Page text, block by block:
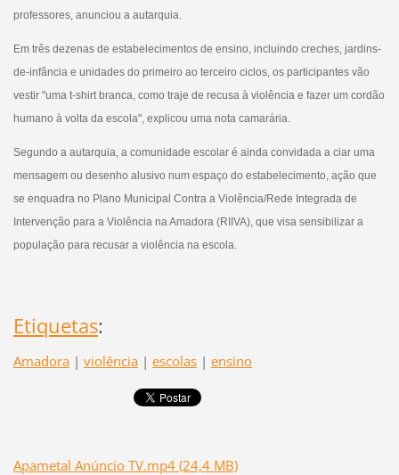
professores, anunciou a autarquia.
Em três dezenas de estabelecimentos de ensino, incluindo creches, jardins-
de-infância e unidades do primeiro ao terceiro ciclos, os participantes vão
vestir "uma t-shirt branca, como traje de recusa à violência e fazer um cordão
humano à volta da escola", explicou uma nota camarária.
Segundo a autarquia, a comunidade escolar é ainda convidada a ciar uma
mensagem ou desenho alusivo num espaço do estabelecimento, ação que
se enquadra no Plano Municipal Contra a Violência/Rede Integrada de
Intervenção para a Violência na Amadora (RIIVA), que visa sensibilizar a
população para recusar a violência na escola.
Etiquetas:
Amadora | violência | escolas | ensino
Apametal Anúncio TV.mp4 (24,4 MB)